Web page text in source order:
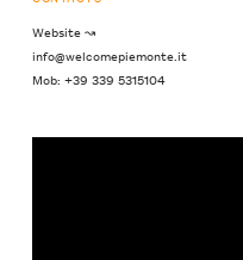
Website ↝
info@welcomepiemonte.it
Mob: +39 339 5315104